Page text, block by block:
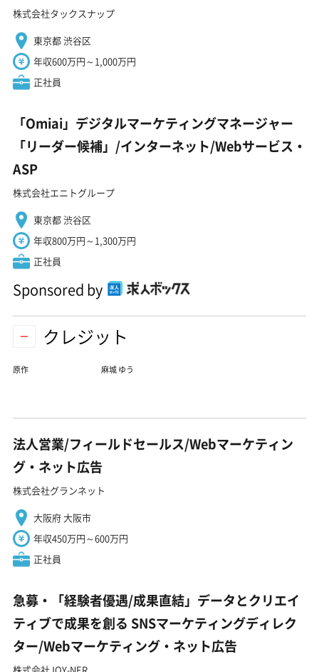
株式会社タックスナップ
東京都 渋谷区
年収600万円～1,000万円
正社員
「Omiai」デジタルマーケティングマネージャー
「リーダー候補」/インターネット/Webサービス・
ASP
株式会社エニトグループ
東京都 渋谷区
年収800万円～1,300万円
正社員
Sponsored by
クレジット
原作 麻城 ゆう
法人営業/フィールドセールス/Webマーケティン
グ・ネット広告
株式会社グランネット
大阪府 大阪市
年収450万円～600万円
正社員
急募・「経験者優遇/成果直結」データとクリエイ
ティブで成果を創る SNSマーケティングディレク
ター/Webマーケティング・ネット広告